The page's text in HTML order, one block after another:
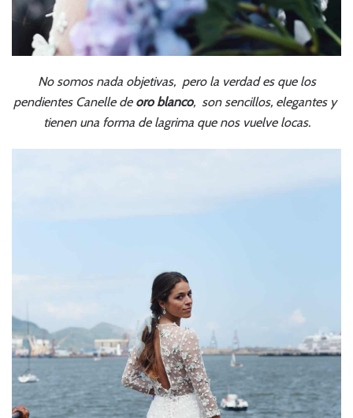
No somos nada objetivas, pero la verdad es que los
pendientes Canelle de oro blanco, son sencillos, elegantes y
tienen una forma de lagrima que nos vuelve locas.